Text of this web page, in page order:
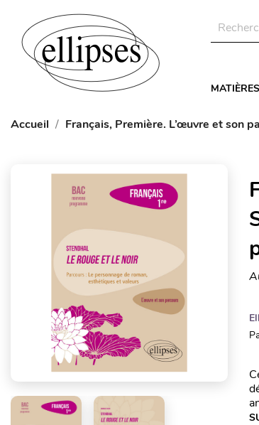
MATIÈRES
Accueil Français, Première. L’œuvre et son